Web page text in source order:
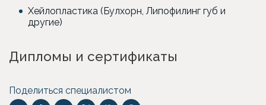
Хейлопластика (Булхорн, Липофилинг губ и
другие)
Дипломы и сертификаты
Поделиться специалистом